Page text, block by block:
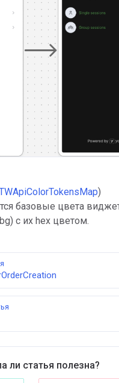
)
базовые цвета
с их hex цветом.
ли статья полезна?